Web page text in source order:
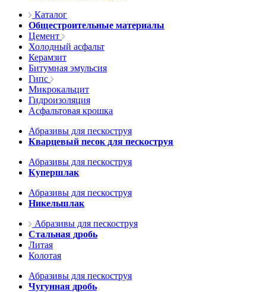
Каталог
Общестроительные материалы
Цемент
Холодный асфальт
Керамзит
Битумная эмульсия
Гипс
Микрокальцит
Гидроизоляция
Асфальтовая крошка
Абразивы для пескоструя
Кварцевый песок для пескоструя
Абразивы для пескоструя
Купершлак
Абразивы для пескоструя
Никельшлак
Абразивы для пескоструя
Стальная дробь
Литая
Колотая
Абразивы для пескоструя
Чугунная дробь